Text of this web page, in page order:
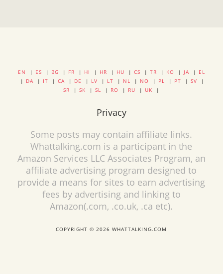
EN | ES | BG | FR | HI | HR | HU | CS | TR | KO | JA | EL
| DA | IT | CA | DE | LV | LT | NL | NO | PL | PT | SV |
SR | SK | SL | RO | RU | UK |
Privacy
Some posts may contain affiliate links.
Whattalking.com is a participant in the
Amazon Services LLC Associates Program, an
affiliate advertising program designed to
provide a means for sites to earn advertising
fees by advertising and linking to
Amazon(.com, .co.uk, .ca etc).
COPYRIGHT © 2026 WHATTALKING.COM